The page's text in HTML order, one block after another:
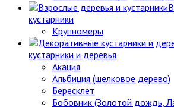
кустарники
Крупномеры
кустарники и деревья
Акация
Альбиция (шелковое дерево)
Бересклет
Бобовник (Золотой дождь,